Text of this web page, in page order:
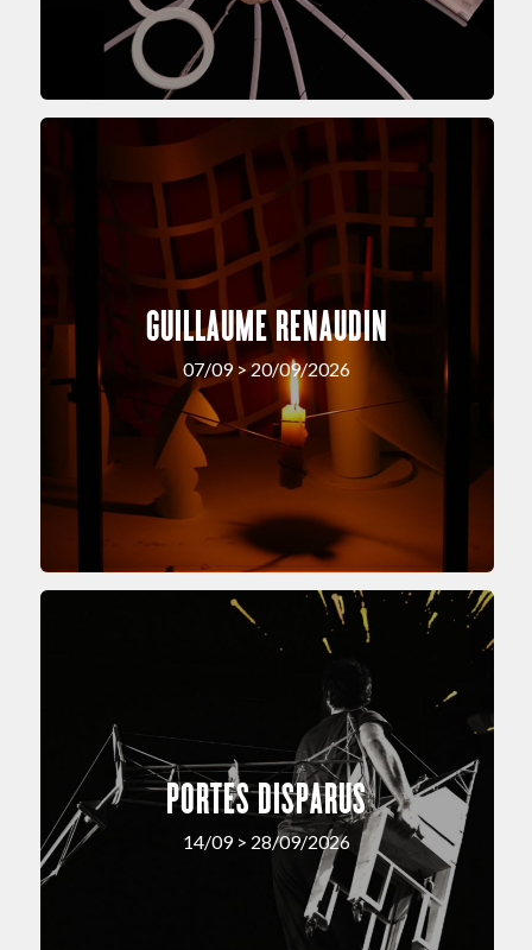
GUILLAUME RENAUDIN
07/09 > 20/09/2026
PORTES DISPARUS
14/09 > 28/09/2026